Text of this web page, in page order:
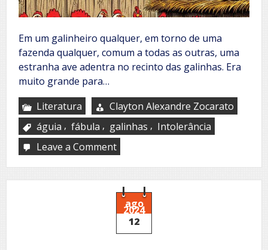
Em um galinheiro qualquer, em torno de uma
fazenda qualquer, comum a todas as outras, uma
estranha ave adentra no recinto das galinhas. Era
muito grande para…
Literatura
Clayton Alexandre Zocarato
águia , fábula , galinhas , Intolerância
Leave a Commenton
estranha
no
galinheiro
ago
2024
12